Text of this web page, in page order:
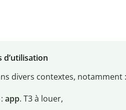
d’utilisation
divers contextes, notamment :
app. T3 à louer,